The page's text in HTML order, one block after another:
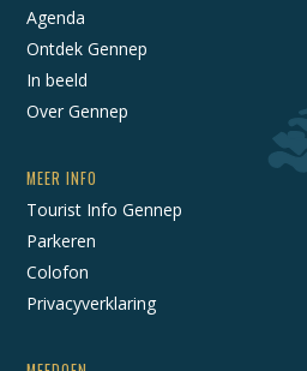
Agenda
Ontdek Gennep
In beeld
Over Gennep
MEER INFO
Tourist Info Gennep
Parkeren
Colofon
Privacyverklaring